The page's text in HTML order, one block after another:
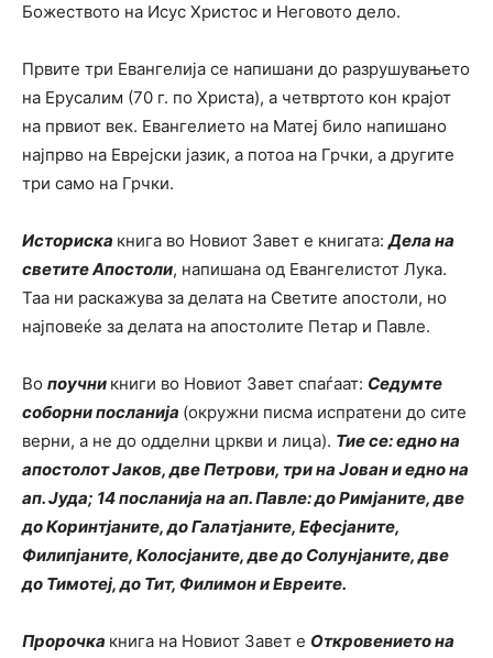
Божеството на Исус Христос и Неговото дело.
Првите три Евангелија се напишани до разрушувањето
на Ерусалим (70 г. по Христа), а четвртото кон крајот
на првиот век. Евангелието на Матеј било напишано
најпрво на Еврејски јазик, а потоа на Грчки, а другите
три само на Грчки.
Историска книга во Новиот Завет е книгата:Дела на
светите Апостоли, напишана од Евангелистот Лука.
Таа ни раскажува за делата на Светите апостоли, но
најповеќе за делата на апостолите Петар и Павле.
Во поучни книги во Новиот Завет спаѓаат: Седумте
соборни посланија (окружни писма испратени до сите
верни, а не до одделни цркви и лица). Тие се: едно на
апостолот Јаков, две Петрови, три на Јован и едно на
ап. Јуда; 14 посланија на ап. Павле: до Римјаните, две
до Коринтјаните, до Галатјаните, Ефесјаните,
Филипјаните, Колосјаните, две до Солунјаните, две
до Тимотеј, до Тит, Филимон и Евреите.
Пророчка книга на Новиот Завет е Откровението на